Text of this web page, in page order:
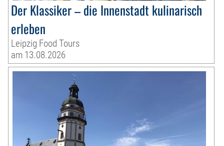
Der Klassiker – die Innenstadt kulinarisch
erleben
Leipzig Food Tours
am 13.08.2026